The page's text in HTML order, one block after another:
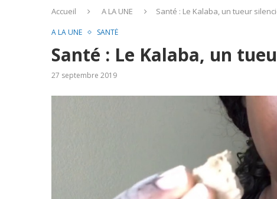
Accueil A LA UNE Santé : Le Kalaba, un tueur
A LA UNE SANTÉ
Santé : Le Kalaba, un
27 septembre 2019